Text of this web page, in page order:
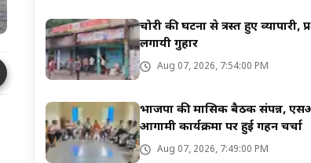
चोरी की घटना से त्रस्त हुए व्यापारी,
लगायी गुहार
Aug 07, 2026, 7:54:00 PM
भाजपा की मासिक बैठक संपन्न,
आगामी कार्यक्रमों पर हुई गहन चर्चा
Aug 07, 2026, 7:49:00 PM